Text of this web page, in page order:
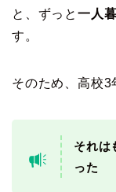
と、ずっと 一人
す。
そのため、高校3
それは
った